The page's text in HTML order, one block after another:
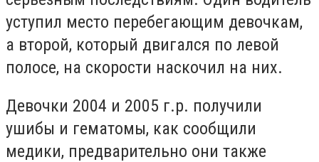
уступил место перебегающим девочкам,
а второй, который двигался по левой
полосе, на скорости наскочил на них.
Девочки 2004 и 2005 г.р. получили
ушибы и гематомы, как сообщили
медики, предварительно они также